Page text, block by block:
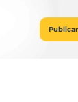
Publicar